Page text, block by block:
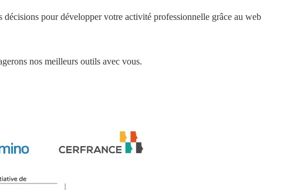
pour développer votre activité professionnelle grâce au web
nos meilleurs outils avec vous.